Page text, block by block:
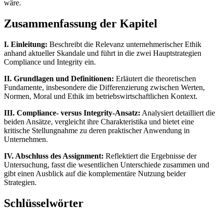
wäre.
Zusammenfassung der Kapitel
I. Einleitung: Beschreibt die Relevanz unternehmerischer Ethik
anhand aktueller Skandale und führt in die zwei Hauptstrategien
Compliance und Integrity ein.
II. Grundlagen und Definitionen: Erläutert die theoretischen
Fundamente, insbesondere die Differenzierung zwischen Werten,
Normen, Moral und Ethik im betriebswirtschaftlichen Kontext.
III. Compliance- versus Integrity-Ansatz: Analysiert detailliert die
beiden Ansätze, vergleicht ihre Charakteristika und bietet eine
kritische Stellungnahme zu deren praktischer Anwendung in
Unternehmen.
IV. Abschluss des Assignment: Reflektiert die Ergebnisse der
Untersuchung, fasst die wesentlichen Unterschiede zusammen und
gibt einen Ausblick auf die komplementäre Nutzung beider
Strategien.
Schlüsselwörter